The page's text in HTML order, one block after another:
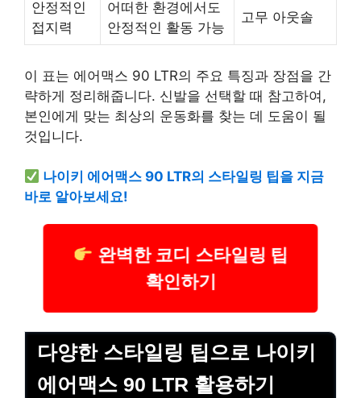
안정적인
접지력
어떠한 환경에서도
안정적인 활동 가능
고무 아웃솔
이 표는 에어맥스 90 LTR의 주요 특징과 장점을 간
략하게 정리해줍니다. 신발을 선택할 때 참고하여,
본인에게 맞는 최상의 운동화를 찾는 데 도움이 될
것입니다.
나이키 에어맥스 90 LTR의 스타일링 팁을 지금
바로 알아보세요!
완벽한 코디 스타일링 팁
확인하기
다양한 스타일링 팁으로 나이키
에어맥스 90 LTR 활용하기